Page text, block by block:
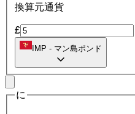
換算元通貨
£
IMP - マン島ポンド
に